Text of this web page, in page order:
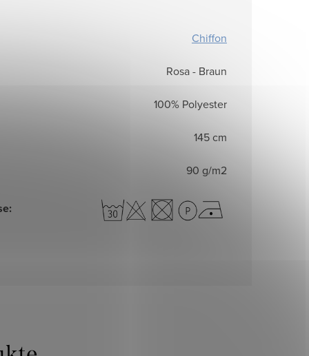
Chiffon
Rosa - Braun
100% Polyester
145 cm
90 g/m2
: